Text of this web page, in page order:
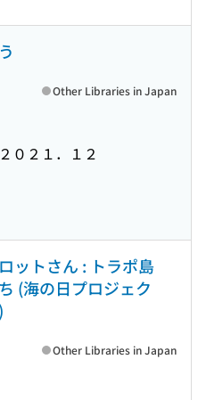
２０２１．１２
Other Libraries in Japan
ットさん : トラポ島
(海の日プロジェク
Other Libraries in Japan